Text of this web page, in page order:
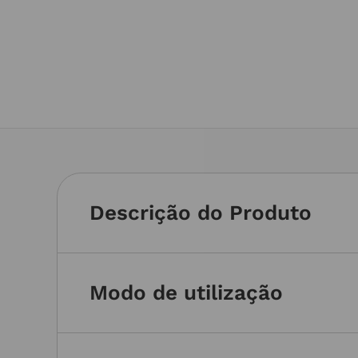
Descrição do Produto
Modo de utilização